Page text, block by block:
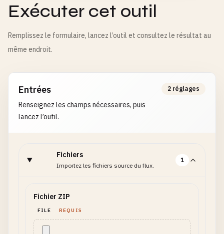
Exécuter cet outil
Remplissez le formulaire, lancez l’outil et consultez le résultat au
même endroit.
Entrées
Renseignez les champs nécessaires, puis
lancez l’outil.
2 réglages
Fichiers
Importez les fichiers source du flux.
1
Fichier ZIP
FILE REQUIS